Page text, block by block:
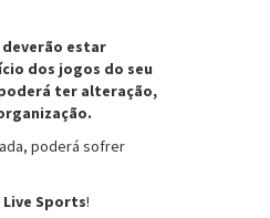
deverão estar
dos jogos do seu
ter alteração,
poderá sofrer
Live Sports!